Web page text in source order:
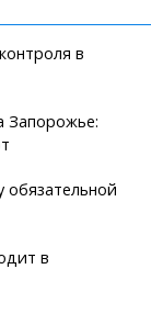
в
Запорожье:
в